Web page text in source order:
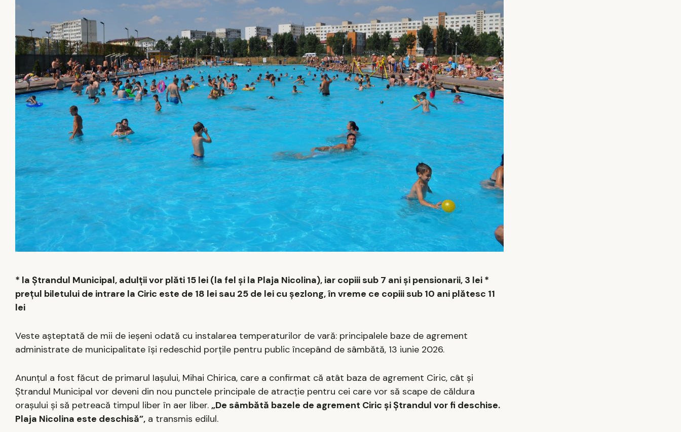
* la Ștrandul Municipal, adulții vor plăti 15 lei (la fel și la Plaja Nicolina), iar copiii sub 7 ani și pensionarii, 3 lei *
prețul biletului de intrare la Ciric este de 18 lei sau 25 de lei cu șezlong, în vreme ce copiii sub 10 ani plătesc 11
lei
Veste așteptată de mii de ieșeni odată cu instalarea temperaturilor de vară: principalele baze de agrement
administrate de municipalitate își redeschid porțile pentru public începând de sâmbătă, 13 iunie 2026.
Anunțul a fost făcut de primarul Iașului, Mihai Chirica, care a confirmat că atât baza de agrement Ciric, cât și
Ștrandul Municipal vor deveni din nou punctele principale de atracție pentru cei care vor să scape de căldura
orașului și să petreacă timpul liber în aer liber. „De sâmbătă bazele de agrement Ciric și Ștrandul vor fi deschise.
Plaja Nicolina este deschisă”, a transmis edilul.